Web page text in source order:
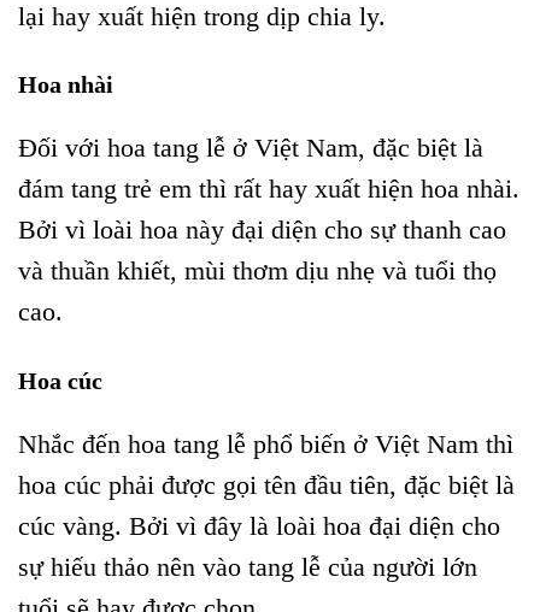
lại hay xuất hiện trong dịp chia ly.
Hoa nhài
Đối với hoa tang lễ ở Việt Nam, đặc biệt là
đám tang trẻ em thì rất hay xuất hiện hoa nhài.
Bởi vì loài hoa này đại diện cho sự thanh cao
và thuần khiết, mùi thơm dịu nhẹ và tuổi thọ
cao.
Hoa cúc
Nhắc đến hoa tang lễ phổ biến ở Việt Nam thì
hoa cúc phải được gọi tên đầu tiên, đặc biệt là
cúc vàng. Bởi vì đây là loài hoa đại diện cho
sự hiếu thảo nên vào tang lễ của người lớn